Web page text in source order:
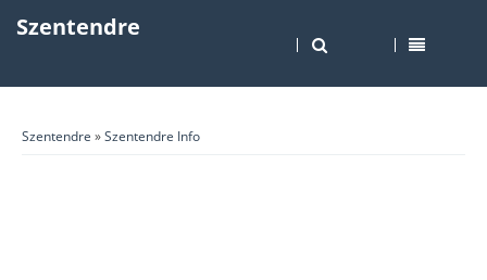
Szentendre
Szentendre »Szentendre Info